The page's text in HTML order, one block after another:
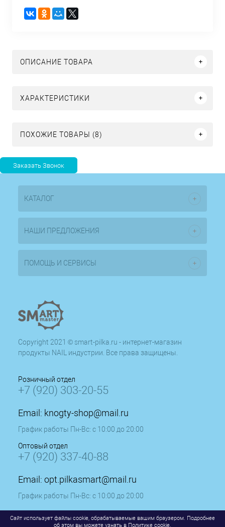
ОПИСАНИЕ ТОВАРА
ХАРАКТЕРИСТИКИ
ПОХОЖИЕ ТОВАРЫ (8)
КАТАЛОГ
НАШИ ПРЕДЛОЖЕНИЯ
ПОМОЩЬ И СЕРВИСЫ
Copyright 2021 © smart-pilka.ru - интернет-магазин
продукты NAIL индустрии. Все права защищены.
Розничный отдел
+7 (920) 303-20-55
Email: knogty-shop@mail.ru
График работы Пн-Вс: с 10:00 до 20:00
Оптовый отдел
+7 (920) 337-40-88
Email: opt.pilkasmart@mail.ru
График работы Пн-Вс: с 10:00 до 20:00
Сайт использует файлы cookie, обрабатываемые вашим браузером. Подробнее
об этом вы можете узнать в Политике cookie.